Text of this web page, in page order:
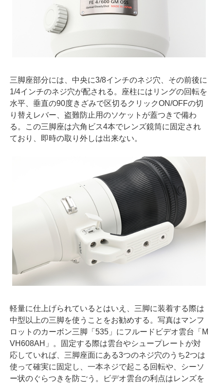
三脚座部分には、中央に3/8インチのネジ穴、その前後に
1/4インチのネジ穴が配される。座柱にはリングの回転を
水平、垂直の90度きざみで区切るクリックON/OFFの切
り替えレバー、盗難防止用のソケットが蓋つきで備わ
る。この三脚座は六角ビス4本でレンズ鏡筒に固定され
ており、即時の取り外しは出来ない。
軽量に仕上げられているとはいえ、三脚に装着する際は
中型以上の三脚を使うことをお勧めする。写真はマンフ
ロットのカーボン三脚「535」にフルードビデオ雲台「M
VH608AH」。固定する際は雲台やシュープレートが対
応していれば、三脚座面にある3つのネジ穴のうち2つは
使って確実に固定し、一本ネジで起こる回転や、シーソ
ー状のぐらつきを防ごう。ビデオ雲台の利点はレンズを